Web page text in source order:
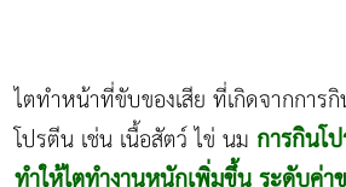
ไตทำหน้าที่ขับของเสีย ที่เกิดจากการ
โปรตีน เช่น เนื้อสัตว์ ไข่ นม การกินโ